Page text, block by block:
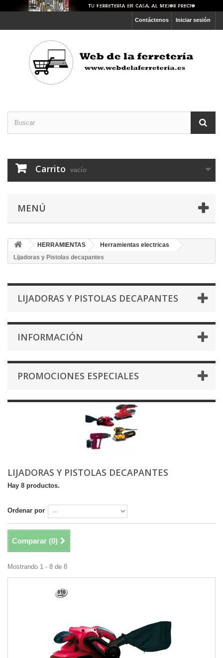
Iniciar sesión
Contáctenos
Carrito vacío
MENÚ
HERRAMIENTAS
Herramientas electricas
Lijadoras y Pistolas decapantes
LIJADORAS Y PISTOLAS DECAPANTES
INFORMACIÓN
PROMOCIONES ESPECIALES
LIJADORAS Y PISTOLAS DECAPANTES
Hay 8 productos.
Ordenar por
Comparar (0)
Mostrando 1 - 8 de 8